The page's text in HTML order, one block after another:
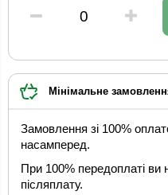
Мінімальне
Замовлення зі 100%
насамперед.
При 100% передоплаті ви
післяплату.